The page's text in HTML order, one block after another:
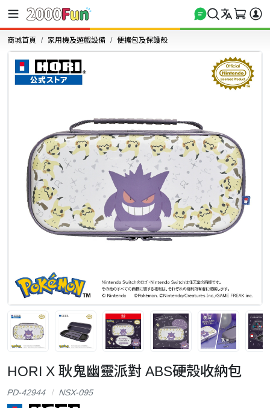
商城首頁 家用機及遊戲設備 便攜包及保護殼
HORI X 耿鬼幽靈派對 ABS硬殼收納包
PD-42944 NSX-095